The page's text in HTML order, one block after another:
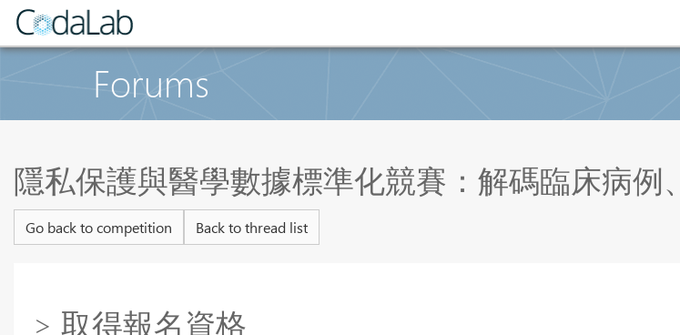
Forums
隱私保護與醫學數據標準化競賽：解碼臨床病例
Go back to competition Back to thread list
> 取得報名資格